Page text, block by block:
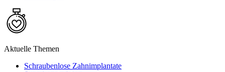
Aktuelle Themen
Schraubenlose Zahnimplantate